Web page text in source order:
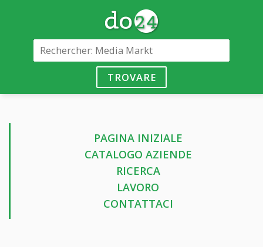
TROVARE
PAGINA INIZIALE
CATALOGO AZIENDE
RICERCA
LAVORO
CONTATTACI